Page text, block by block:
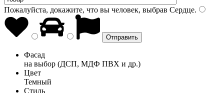
Пожалуйста, докажите, что вы человек, выбрав Сердце.
Фасад
на выбор (ДСП, МДФ ПВХ и др.)
Цвет
Темный
Стиль